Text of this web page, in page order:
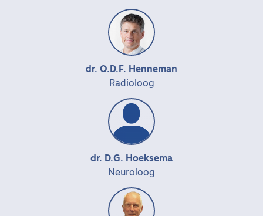
dr. O.D.F. Henneman
Radioloog
dr. D.G. Hoeksema
Neuroloog